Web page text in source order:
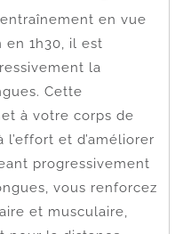
en vue
1h30, il est
la
Cette
à votre corps de
l’effort et d’améliorer
progressivement
vous renforcez
et musculaire,